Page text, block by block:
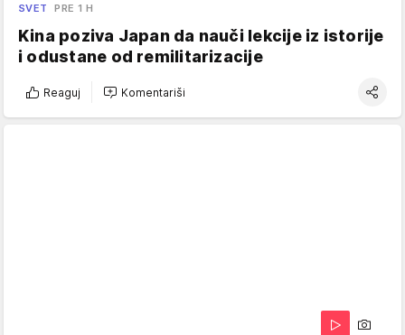
SVET PRE 1 H
Kina poziva Japan da nauči lekcije iz istorije
i odustane od remilitarizacije
Reaguj Komentariši